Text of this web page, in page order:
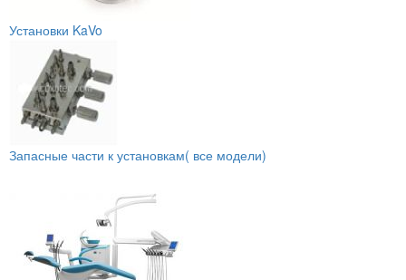
Установки KaVo
Запасные части к установкам( все модели)